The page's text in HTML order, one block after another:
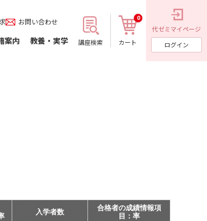
お問い合わせ
案内 教養・実学 講座検索 カート
0
代ゼミマイページ
ログイン
入学者数
合格者の成績情報項
目：率